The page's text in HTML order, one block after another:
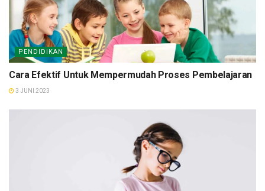
PENDIDIKAN
Cara Efektif Untuk Mempermudah Proses Pembelajaran
3 JUNI 2023